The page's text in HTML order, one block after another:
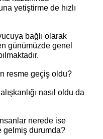
yetiştirme de hızlı
bağlı olarak
günümüzde genel
resme geçiş oldu?
nasıl oldu da
nerede ise
gelmiş durumda?